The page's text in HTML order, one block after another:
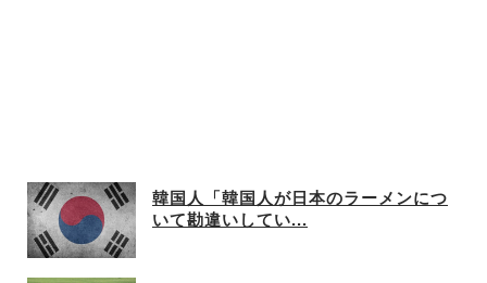
韓国人「韓国人が日本のラーメンにつ
いて勘違いしてい...